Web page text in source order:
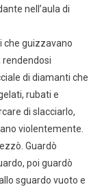
nell’aula di
che guizzavano
rendendosi
di diamanti che
rubati e
di slacciarlo,
violentemente.
Guardò
poi guardò
sguardo vuoto e